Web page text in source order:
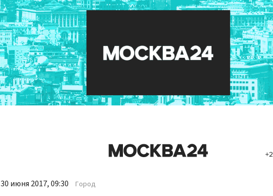
30 июня 2017, 09:30 Город